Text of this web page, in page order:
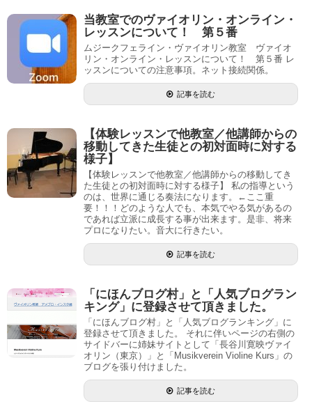
当教室でのヴァイオリン・オンライン・
レッスンについて！ 第５番
ムジークフェライン・ヴァイオリン教室 ヴァイオ
リン・オンライン・レッスンについて！ 第５番 レ
ッスンについての注意事項。ネット接続関係。
記事を読む
【体験レッスンで他教室／他講師からの
移動してきた生徒との初対面時に対する
様子】
【体験レッスンで他教室／他講師からの移動してき
た生徒との初対面時に対する様子】 私の指導という
のは、世界に通じる奏法になります。←ここ重
要！！！どのような人でも、本気でやる気があるの
であれば立派に成長する事が出来ます。是非、将来
プロになりたい。音大に行きたい。
記事を読む
「にほんブログ村」と「人気ブログラン
キング」に登録させて頂きました。
「にほんブログ村」と「人気ブログランキング」に
登録させて頂きました。 それに伴いページの右側の
サイドバーに姉妹サイトとして「長谷川寛映ヴァイ
オリン（東京）」と「Musikverein Violine Kurs」の
ブログを張り付けました。
記事を読む